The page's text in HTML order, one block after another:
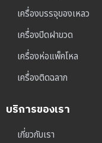
เครื่องบรรจุของเหลว
เครื่องปิดฝาขวด
เครื่องห่อแพ็คโหล
เครื่องติดฉลาก
บริการของเรา
เกี่ยวกับเรา